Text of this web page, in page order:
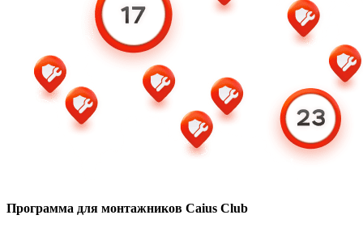
Программа для монтажников Caius Club